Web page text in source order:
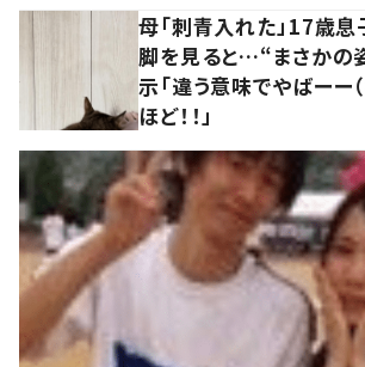
母「刺青入れた」17歳息子
脚を見ると…“まさかの
示「違う意味でやばーー（
ほど！！」